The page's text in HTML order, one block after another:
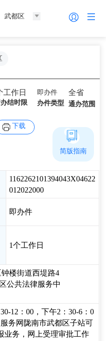
武都区
工作日
结时限
即办件
办件类型
全省
通办范围
下载
1162262101394043X04622
012022000
即办件
1个工作日
楼街道西堤路4
公共法律服务中
12：00，下午2：30-6：0
务网陇南市武都区子站可
业务，网上受理审批工作
简版指南